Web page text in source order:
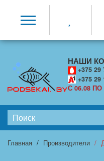
НАШИ
+375 29
+375 29
С 06.08 ПО
Главная Производители